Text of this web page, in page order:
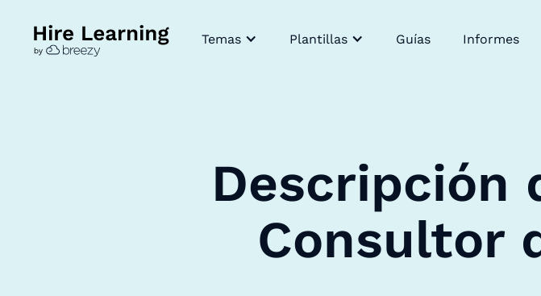
Temas Plantillas Guías Informes
Descripción
Consultor